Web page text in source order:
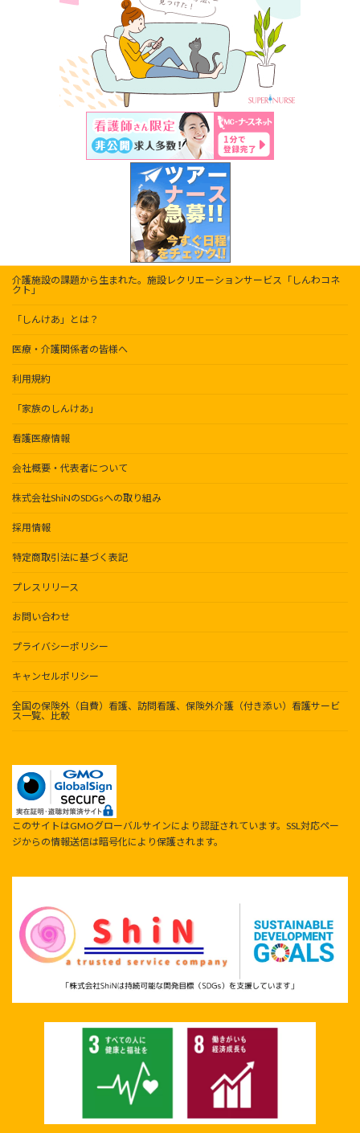
介護施設の課題から生まれた。施設レクリエーションサービス「しんわコネ
クト」
「しんけあ」とは？
医療・介護関係者の皆様へ
利用規約
「家族のしんけあ」
看護医療情報
会社概要・代表者について
株式会社ShiNのSDGsへの取り組み
採用情報
特定商取引法に基づく表記
プレスリリース
お問い合わせ
プライバシーポリシー
キャンセルポリシー
全国の保険外（自費）看護、訪問看護、保険外介護（付き添い）看護サービ
ス一覧、比較
このサイトはGMOグローバルサインにより認証されています。SSL対応ペー
ジからの情報送信は暗号化により保護されます。